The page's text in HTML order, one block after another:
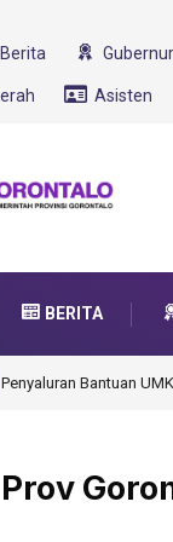
Berita Gubernur
Asisten
BERITA
Gorontalo Ikut Dukung